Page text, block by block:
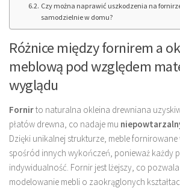
Czy można naprawić uszkodzenia na
samodzielnie w domu?
Różnice między fornirem a
meblową pod względem
wyglądu
Fornirto naturalna okleina drewniana
płatów drewna, co nadaje mu
Dzięki unikalnej strukturze, meble fornirowane
spośród innych wykończeń, ponieważ każdy
indywidualność. Fornir jest lżejszy, co pozwala
modelowanie mebli o zaokrąglonych